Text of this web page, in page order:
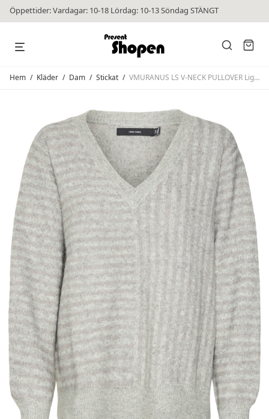
Öppettider: Vardagar: 10-18 Lördag: 10-13 Söndag STÄNGT
Hem / Kläder / Dam / Stickat / VMURANUS LS V-NECK PULLOVER Light Grey Melange